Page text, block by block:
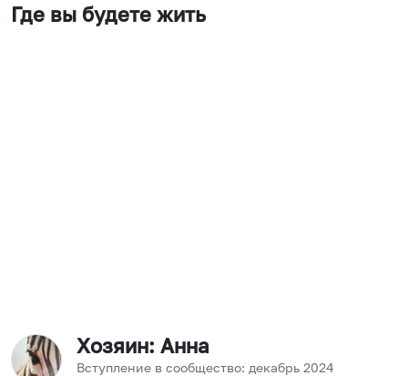
Где вы будете жить
Хозяин: Анна
Вступление в сообщество: декабрь 2024